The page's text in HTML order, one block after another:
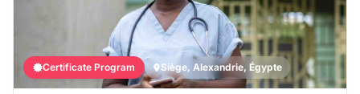
Certificate Program Siège, Alexandrie, Égypte